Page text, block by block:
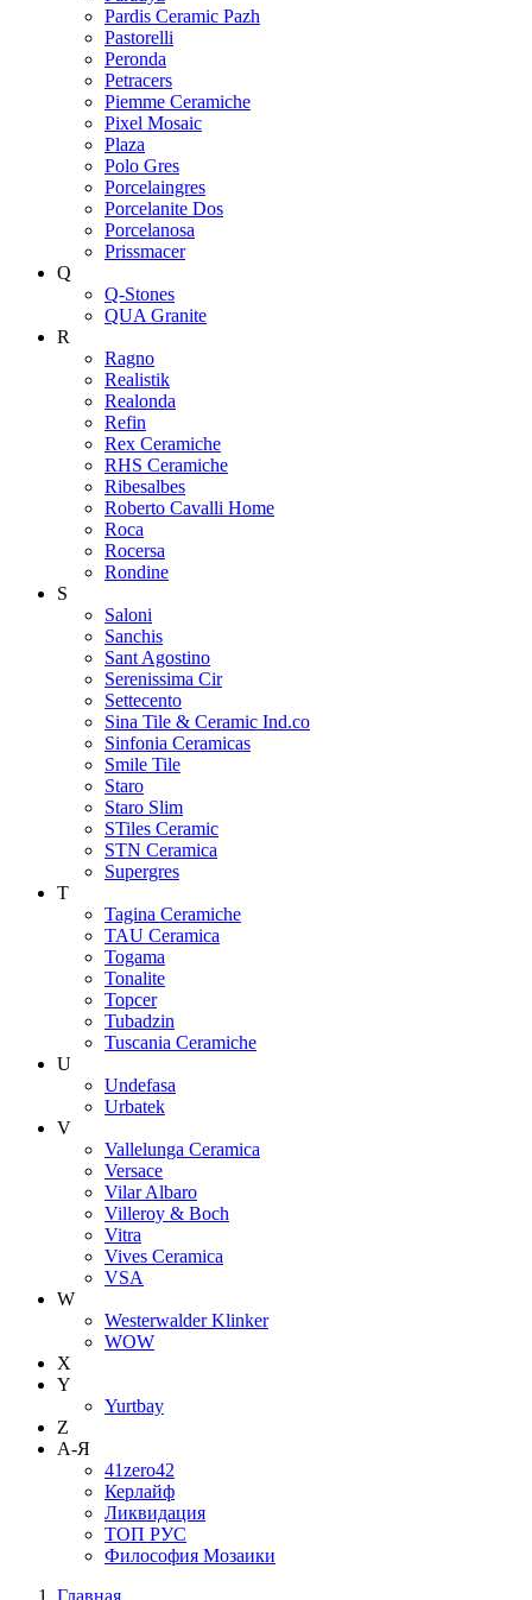
Pardis Ceramic Pazh
Pastorelli
Peronda
Petracers
Piemme Ceramiche
Pixel Mosaic
Plaza
Polo Gres
Porcelaingres
Porcelanite Dos
Porcelanosa
Prissmacer
Q
Q-Stones
QUA Granite
R
Ragno
Realistik
Realonda
Refin
Rex Ceramiche
RHS Ceramiche
Ribesalbes
Roberto Cavalli Home
Roca
Rocersa
Rondine
S
Saloni
Sanchis
Sant Agostino
Serenissima Cir
Settecento
Sina Tile & Ceramic Ind.co
Sinfonia Ceramicas
Smile Tile
Staro
Staro Slim
STiles Ceramic
STN Ceramica
Supergres
T
Tagina Ceramiche
TAU Ceramica
Togama
Tonalite
Topcer
Tubadzin
Tuscania Ceramiche
U
Undefasa
Urbatek
V
Vallelunga Ceramica
Versace
Vilar Albaro
Villeroy & Boch
Vitra
Vives Ceramica
VSA
W
Westerwalder Klinker
WOW
X
Y
Yurtbay
Z
А-Я
41zero42
Керлайф
Ликвидация
ТОП РУС
Философия Мозаики
Главная